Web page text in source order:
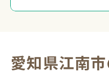
愛知県江南